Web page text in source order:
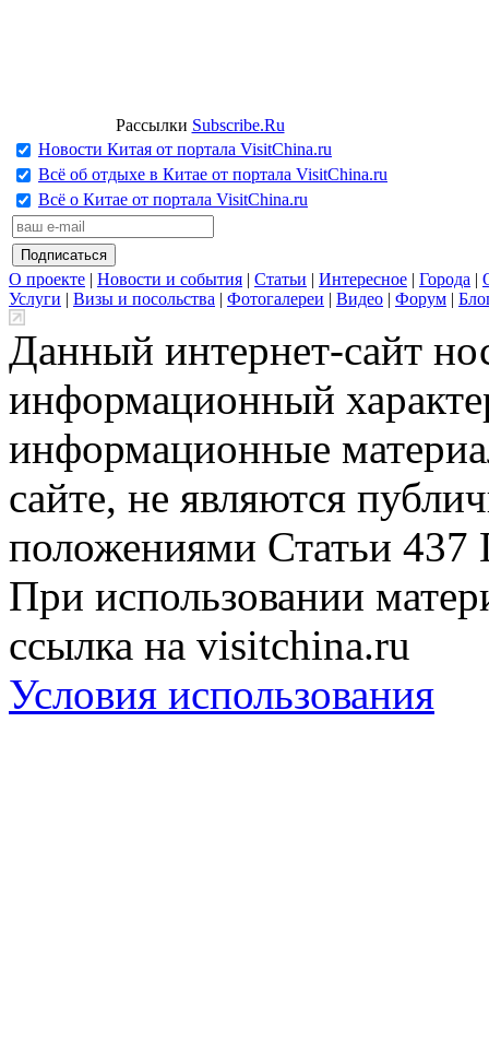
Рассылки Subscribe.Ru
Новости Китая от портала VisitChina.ru
Всё об отдыхе в Китае от портала VisitChina.ru
Всё о Китае от портала VisitChina.ru
О проекте | Новости и события | Статьи | Интересное | Города |
Услуги | Визы и посольства | Фотогалереи | Видео | Форум |
Данный интернет-сайт
информационный
информационные
сайте, не являются
положениями Статьи 437
При использовании
ссылка на visitchina.ru
Условия использования